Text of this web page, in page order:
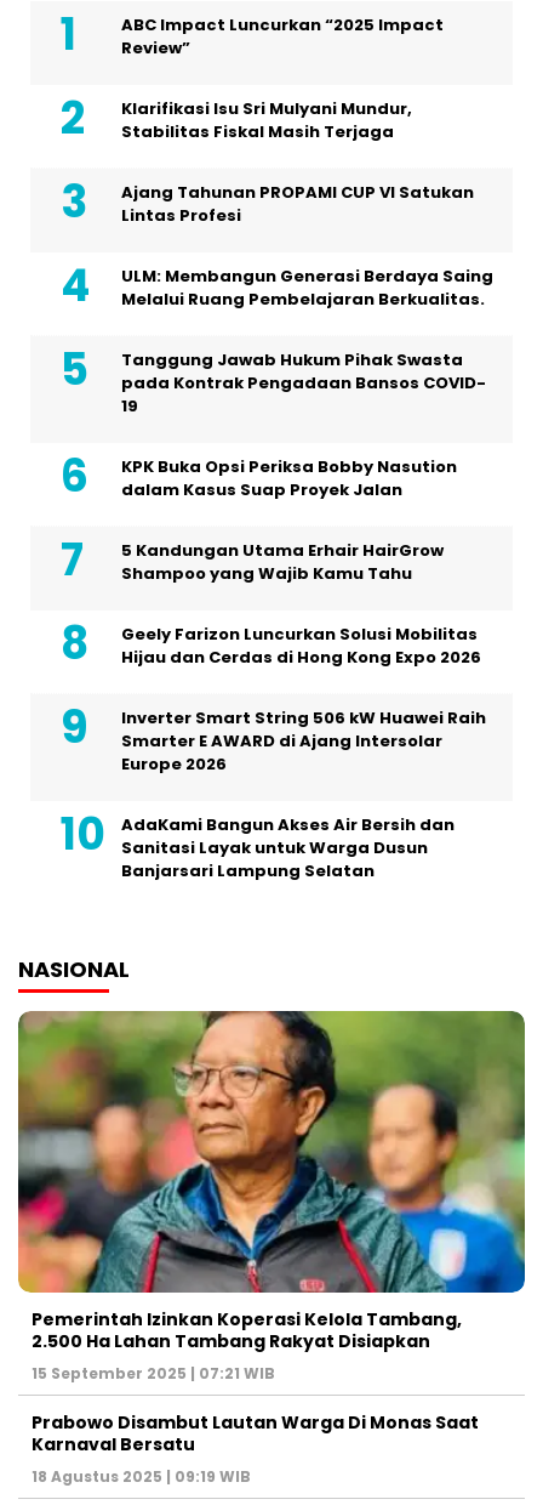
ABC Impact Luncurkan “2025 Impact
Review”
Klarifikasi Isu Sri Mulyani Mundur,
Stabilitas Fiskal Masih Terjaga
Ajang Tahunan PROPAMI CUP VI Satukan
Lintas Profesi
ULM: Membangun Generasi Berdaya Saing
Melalui Ruang Pembelajaran Berkualitas.
Tanggung Jawab Hukum Pihak Swasta
pada Kontrak Pengadaan Bansos COVID-
19
KPK Buka Opsi Periksa Bobby Nasution
dalam Kasus Suap Proyek Jalan
5 Kandungan Utama Erhair HairGrow
Shampoo yang Wajib Kamu Tahu
Geely Farizon Luncurkan Solusi Mobilitas
Hijau dan Cerdas di Hong Kong Expo 2026
Inverter Smart String 506 kW Huawei Raih
Smarter E AWARD di Ajang Intersolar
Europe 2026
AdaKami Bangun Akses Air Bersih dan
Sanitasi Layak untuk Warga Dusun
Banjarsari Lampung Selatan
NASIONAL
Pemerintah Izinkan Koperasi Kelola Tambang,
2.500 Ha Lahan Tambang Rakyat Disiapkan
15 September 2025 | 07:21 WIB
Prabowo Disambut Lautan Warga Di Monas Saat
Karnaval Bersatu
18 Agustus 2025 | 09:19 WIB